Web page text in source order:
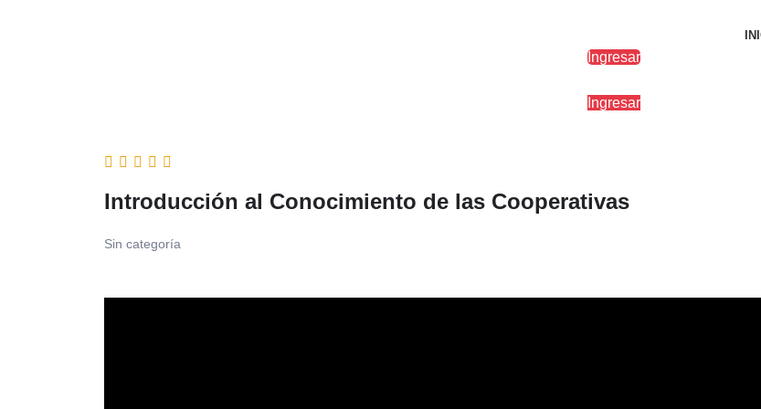
Ingresar
Ingresar
Introducción al Conocimiento de las Cooperativas
Sin categoría